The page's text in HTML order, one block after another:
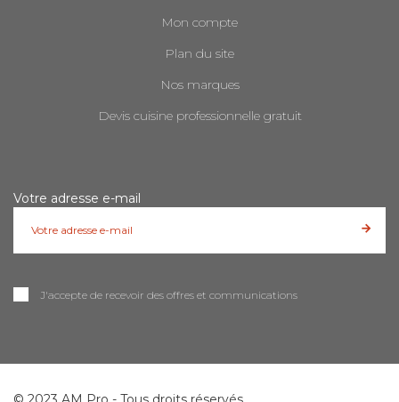
Mon compte
Plan du site
Nos marques
Devis cuisine professionnelle gratuit
Votre adresse e-mail
J'accepte de recevoir des offres et communications